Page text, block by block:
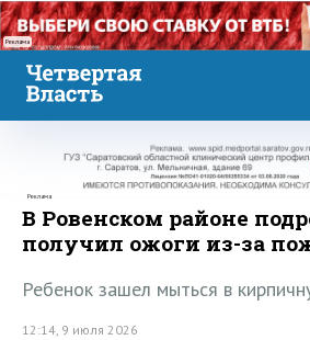
Реклама
Реклама
В Ровенском районе
получил ожоги из-за
Ребенок зашел мыться в
12:14, 9 июля 2026